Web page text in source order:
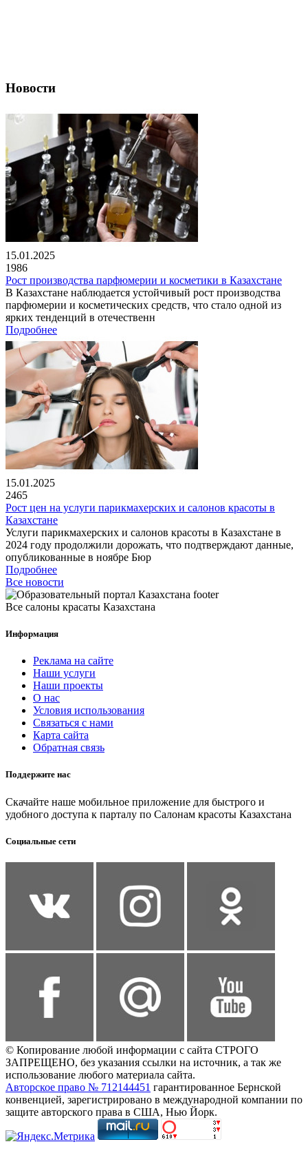
Новости
15.01.2025
1986
Рост производства парфюмерии и косметики в Казахстане
В Казахстане наблюдается устойчивый рост производства
парфюмерии и косметических средств, что стало одной из
ярких тенденций в отечественн
Подробнее
15.01.2025
2465
Рост цен на услуги парикмахерских и салонов красоты в
Казахстане
Услуги парикмахерских и салонов красоты в Казахстане в
2024 году продолжили дорожать, что подтверждают данные,
опубликованные в ноябре Бюр
Подробнее
Все новости
Все салоны красаты Казахстана
Информация
Реклама на сайте
Наши услуги
Наши проекты
О нас
Условия использования
Связаться с нами
Карта сайта
Обратная связь
Поддержите нас
Скачайте наше мобильное приложение для быстрого и
удобного доступа к парталу по Салонам красоты Казахстана
Социальные сети
© Копирование любой информации с сайта СТРОГО
ЗАПРЕЩЕНО, без указания ссылки на источник, а так же
использование любого материала сайта.
Авторское право № 712144451 гарантированное Бернской
конвенцией, зарегистрировано в международной компании по
защите авторского права в США, Нью Йорк.